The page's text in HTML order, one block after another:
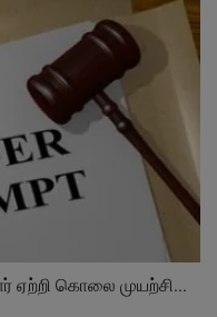
ஏற்றி கொலை முயற்சி...